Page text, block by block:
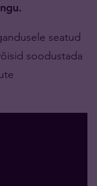
seatud
soodustada